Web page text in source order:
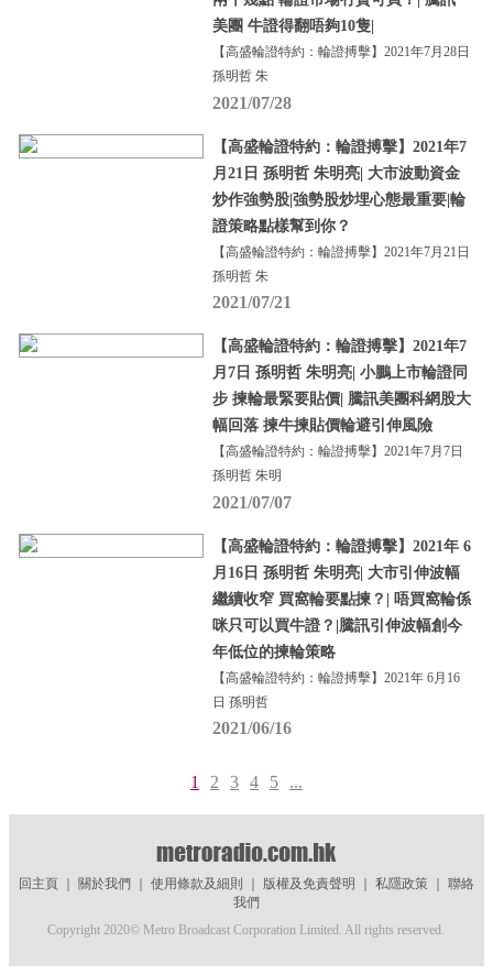
美團 牛證得翻唔夠10隻|
【高盛輪證特約：輪證搏擊】2021年7月28日
孫明哲 朱
2021/07/28
【高盛輪證特約：輪證搏擊】2021年7
月21日 孫明哲 朱明亮| 大市波動資金
炒作強勢股|強勢股炒埋心態最重要|輪
證策略點樣幫到你？
【高盛輪證特約：輪證搏擊】2021年7月21日
孫明哲 朱
2021/07/21
【高盛輪證特約：輪證搏擊】2021年7
月7日 孫明哲 朱明亮| 小鵬上市輪證同
步 揀輪最緊要貼價| 騰訊美團科網股大
幅回落 揀牛揀貼價輪避引伸風險
【高盛輪證特約：輪證搏擊】2021年7月7日
孫明哲 朱明
2021/07/07
【高盛輪證特約：輪證搏擊】2021年 6
月16日 孫明哲 朱明亮| 大市引伸波幅
繼續收窄 買窩輪要點揀？| 唔買窩輪係
咪只可以買牛證？|騰訊引伸波幅創今
年低位的揀輪策略
【高盛輪證特約：輪證搏擊】2021年 6月16
日 孫明哲
2021/06/16
1 2 3 4 5 ...
回主頁｜ 關於我們 使用條款及細則 版權及免責聲明 私隱政策｜ 聯絡
我們
Copyright 2020© Metro Broadcast Corporation Limited. All rights reserved.